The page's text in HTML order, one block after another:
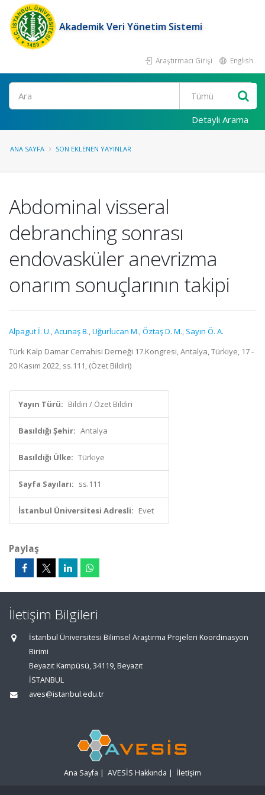
Akademik Veri Yönetim Sistemi
Araştırmacı Girişi English
Ara
Detaylı Arama
ANA SAYFA SON EKLENEN YAYINLAR
Abdominal visseral
debranching sonrası
endovasküler anevrizma
onarım sonuçlarının takipi
Alpagut İ. U.,Acunaş B.,Uğurlucan M.,Öztaş D. M., Sayın Ö. A.
Türk Kalp Damar Cerrahisi Derneği 17.Kongresi, Antalya, Türkiye, 17 -
20 Kasım 2022, ss.111, (Özet Bildiri)
Yayın Türü: Bildiri / Özet Bildiri
Basıldığı Şehir: Antalya
Basıldığı Ülke: Türkiye
Sayfa Sayıları: ss.111
İstanbul Üniversitesi Adresli: Evet
Paylaş
İletişim Bilgileri
İstanbul Üniversitesi Bilimsel Araştırma Projeleri Koordinasyon
Birimi
Beyazıt Kampüsü, 34119, Beyazıt
İSTANBUL
aves@istanbul.edu.tr
Ana Sayfa | AVESİS Hakkında | İletişim